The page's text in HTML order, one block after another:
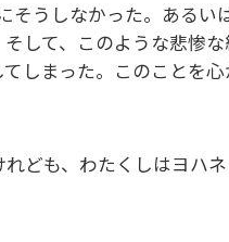
そうしなかった。あるい
して、このような悲惨
しまった。このことを
ども、わたくしはヨハ